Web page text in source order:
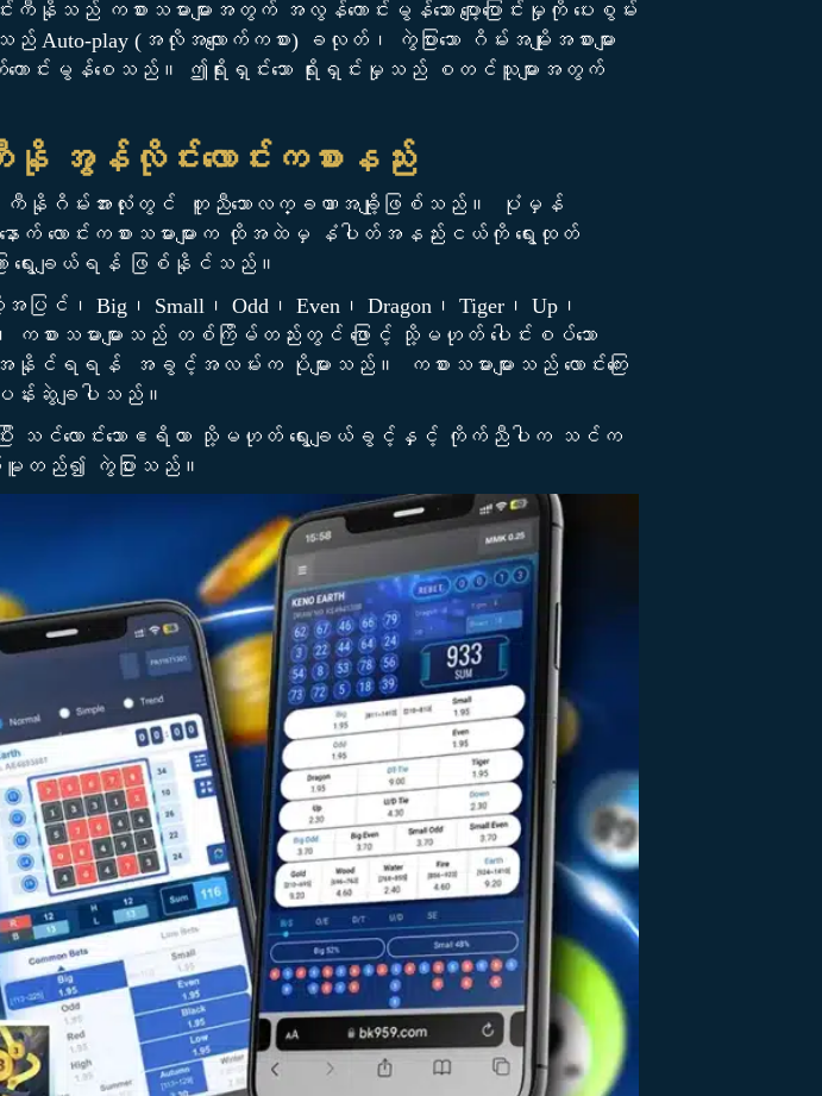
ကစားသမားများအတွက် အလွန်ကောင်းမွန်သော ပျော့ပြောင်းမှုကို ပေးစွမ်း
play (အလိုအလျောက်ကစား) ခလုတ်၊ ကွဲပြားသော ဂိမ်းအမျိုးအစားများ
ာင်းမွန်စေသည်။ ဤရိုးရှင်းသော ရိုးရှင်းမှုသည် စတင်သူများအတွက်
န်လိုင်းလောင်းကစားနည်း
ဂိမ်းအားလုံးတွင် တူညီသောလက္ခဏာအချို့ဖြစ်သည်။ ပုံမှန်
င်းကစားသမားများက ထိုအထဲမှ နံပါတ်အနည်းငယ်ကို ရွေးထုတ်
ရွေးချယ်ရန် ဖြစ်နိုင်သည်။
ထို့အပြင်၊ Big၊ Small၊ Odd၊ Even၊ Dragon၊ Tiger၊ Up၊
စားသမားများသည် တစ်ကြိမ်တည်းတွင် ဖြောင့် သို့မဟုတ် ပေါင်းစပ်သော
န် အခွင့်အလမ်းက ပိုများသည်။ ကစားသမားများသည် လောင်းကြေး
န်းဆွဲချပါသည်။
ပြီး သင်လောင်းသောဧရိယာ သို့မဟုတ် ရွေးချယ်ခွင့်နှင့် ကိုက်ညီပါက သင်က
မူတည်၍ ကွဲပြားသည်။